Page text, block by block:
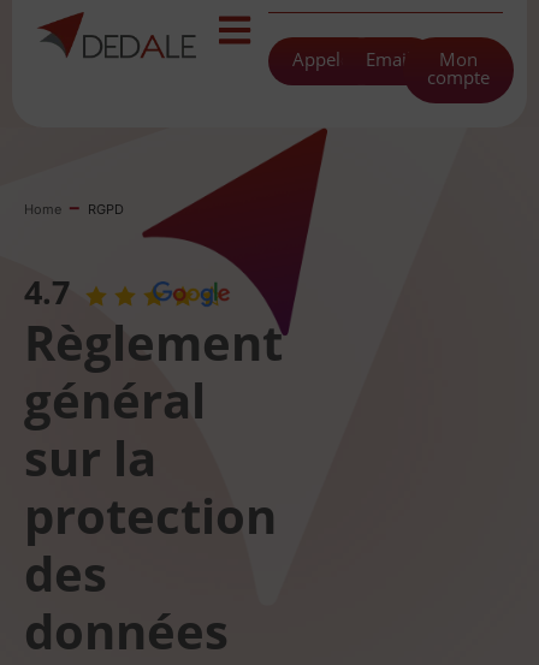
Appeler Email Mon
compte
Home - RGPD
4.7
Règlement
général
sur la
protection
des
données